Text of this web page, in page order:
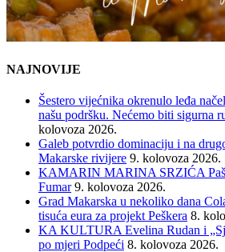
NAJNOVIJE
Šestero vijećnika okrenulo leđa
našu podršku. Nećemo biti sigurna
kolovoza 2026.
Galeb potvrdio dominaciju i na
Makarske rivijere 9. kolovoza 2026.
KAMARIN MARINA SRZIĆA
Fumar 9. kolovoza 2026.
Grad Makarska u nekoliko dana
tisuća eura za projekt Peškera 8.
KA KULTURA Evelina Rudan i
po mjeri Podpeći 8. kolovoza 2026.